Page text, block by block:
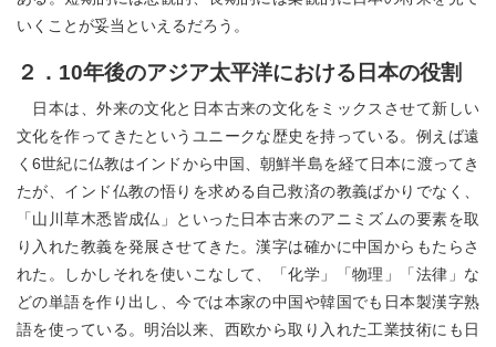
いくことが妥当といえるだろう。
２．10年後のアジア太平洋における日本の役割
日本は、外来の文化と日本古来の文化をミックスさせて新しい
文化を作ってきたというユニークな歴史を持っている。例えば遠
く6世紀に仏教はインドから中国、朝鮮半島を経て日本に渡ってき
たが、インド仏教の悟りを求める自己救済の教義ばかりでなく、
「山川草木悉皆成仏」といった日本古来のアニミズムの要素を取
り入れた教義を発展させてきた。漢字は確かに中国からもたらさ
れた。しかしそれを使いこなして、「化学」「物理」「法律」な
どの単語を作り出し、今では本家の中国や韓国でも日本製漢字熟
語を使っている。明治以来、西欧から取り入れた工業技術にも日